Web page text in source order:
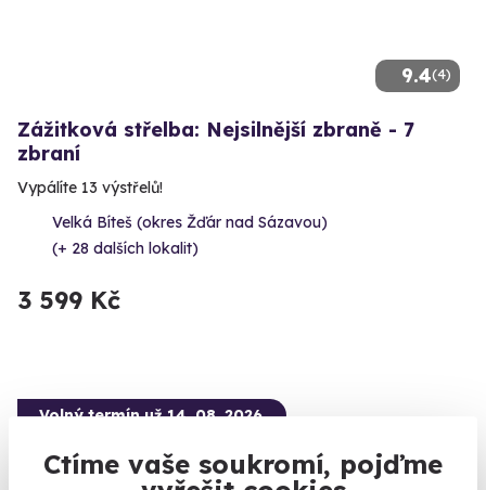
Ctíme vaše soukromí, pojďme
9.4(4)
Zážitková střelba: Nejsilnější zbraně - 7
zbraní
Vypálíte 13 výstřelů!
Velká Bíteš (okres Žďár nad Sázavou)
(+ 28 dalších lokalit)
3 599 Kč
Volný termín už 14. 08. 2026